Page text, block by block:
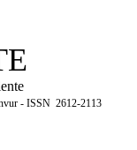
- ISSN 2612-2113